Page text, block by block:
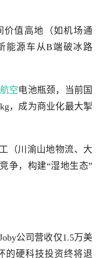
价值高地（如机场通
能源车从B端破冰路
航空电池瓶颈，当前国
，成为商业化最大掣
（川渝山地物流、大
争，构建“湿地生态”
公司营收仅1.5万美
的硬科技投资终将退